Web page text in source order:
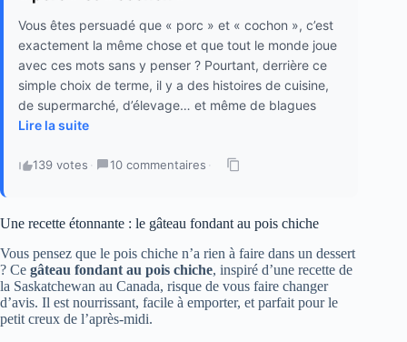
Vous êtes persuadé que « porc » et « cochon », c’est
exactement la même chose et que tout le monde joue
avec ces mots sans y penser ? Pourtant, derrière ce
simple choix de terme, il y a des histoires de cuisine,
de supermarché, d’élevage… et même de blagues
Lire la suite
139 votes · 10 commentaires ·
Une recette étonnante : le gâteau fondant au pois chiche
Vous pensez que le pois chiche n’a rien à faire dans un dessert
? Ce gâteau fondant au pois chiche, inspiré d’une recette de
la Saskatchewan au Canada, risque de vous faire changer
d’avis. Il est nourrissant, facile à emporter, et parfait pour le
petit creux de l’après-midi.